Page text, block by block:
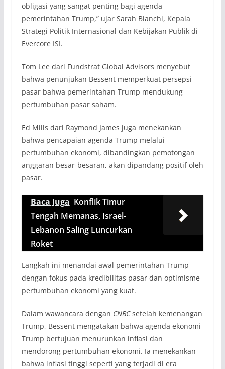
obligasi yang sangat penting bagi agenda
pemerintahan Trump,” ujar Sarah Bianchi, Kepala
Strategi Politik Internasional dan Kebijakan Publik di
Evercore ISI.
Tom Lee dari Fundstrat Global Advisors menyebut
bahwa penunjukan Bessent memperkuat persepsi
pasar bahwa pemerintahan Trump mendukung
pertumbuhan pasar saham.
Ed Mills dari Raymond James juga menekankan
bahwa pencapaian agenda Trump melalui
pertumbuhan ekonomi, dibandingkan pemotongan
anggaran besar-besaran, akan dipandang positif oleh
pasar.
Baca Juga Konflik Timur
Tengah Memanas, Israel-
Lebanon Saling Luncurkan
Roket
Langkah ini menandai awal pemerintahan Trump
dengan fokus pada kredibilitas pasar dan optimisme
pertumbuhan ekonomi yang kuat.
Dalam wawancara dengan CNBCsetelah kemenangan
Trump, Bessent mengatakan bahwa agenda ekonomi
Trump bertujuan menurunkan inflasi dan
mendorong pertumbuhan ekonomi. Ia menekankan
bahwa inflasi tinggi seperti yang terjadi di era